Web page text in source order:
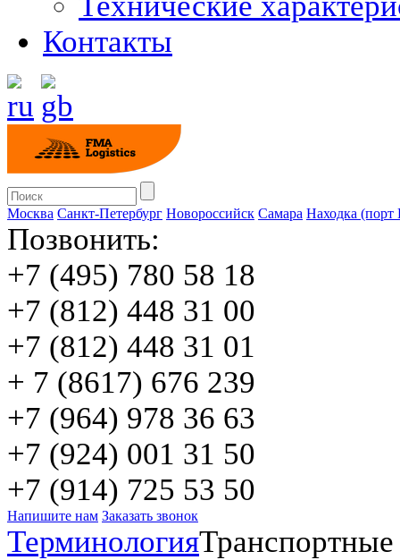
Контакты
Москва Санкт-Петербург Новороссийск Cамара Находка
Позвонить:
+7 (495) 780 58 18
+7 (812) 448 31 00
+7 (812) 448 31 01
+ 7 (8617) 676 239
+7 (964) 978 36 63
+7 (924) 001 31 50
+7 (914) 725 53 50
Напишите нам Заказать звонок
Терминология